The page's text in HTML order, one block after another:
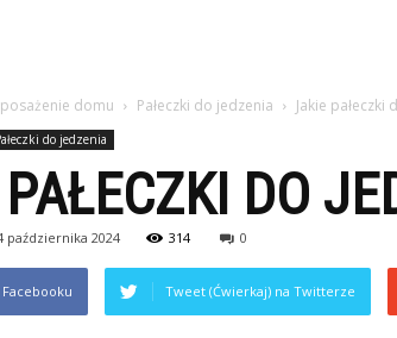
domu Pałeczki do jedzenia Jakie pałeczki
do jedzenia
DO
października 2024 314 0
Tweet (Ćwierkaj) na Twitterze